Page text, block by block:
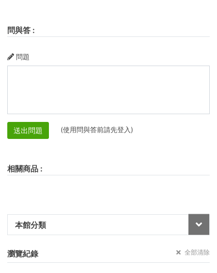
本館分類
瀏覽紀錄 全部清除
問與答 :
問題
送出問題 (使用問與答前請先登入)
相關商品 :